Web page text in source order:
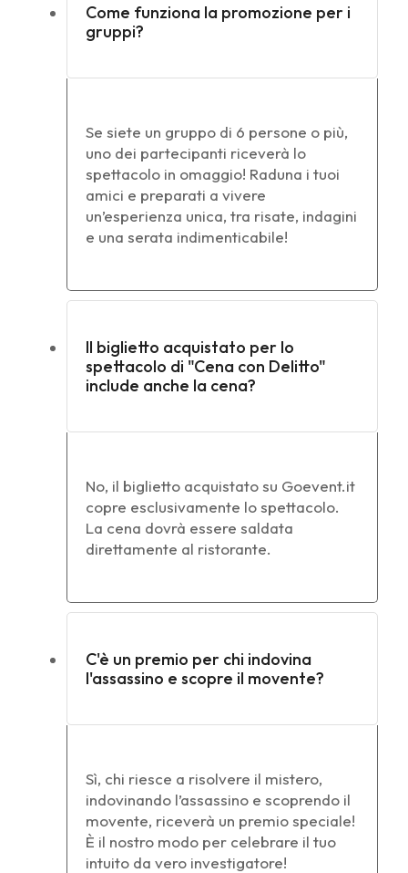
Come funziona la promozione per i
gruppi?
Se siete un gruppo di 6 persone o più,
uno dei partecipanti riceverà lo
spettacolo in omaggio! Raduna i tuoi
amici e preparati a vivere
un’esperienza unica, tra risate, indagini
e una serata indimenticabile!
Il biglietto acquistato per lo
spettacolo di "Cena con Delitto"
include anche la cena?
No, il biglietto acquistato su Goevent.it
copre esclusivamente lo spettacolo.
La cena dovrà essere saldata
direttamente al ristorante.
C'è un premio per chi indovina
l'assassino e scopre il movente?
Sì, chi riesce a risolvere il mistero,
indovinando l’assassino e scoprendo il
movente, riceverà un premio speciale!
È il nostro modo per celebrare il tuo
intuito da vero investigatore!